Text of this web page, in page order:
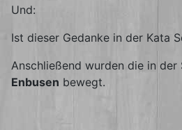
Und:
Ist dieser Gedanke in der Kata
Anschließend wurden die in der
Enbusen bewegt.